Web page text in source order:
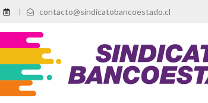
| contacto@sindicatobancoestado.cl